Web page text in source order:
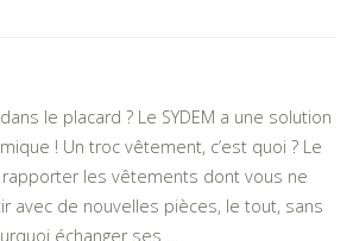
le placard ? Le SYDEM a une solution
! Un troc vêtement, c’est quoi ? Le
les vêtements dont vous ne
avec de nouvelles pièces, le tout, sans
échanger ses …